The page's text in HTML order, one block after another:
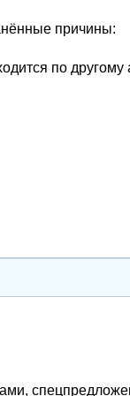
причины:
по другому